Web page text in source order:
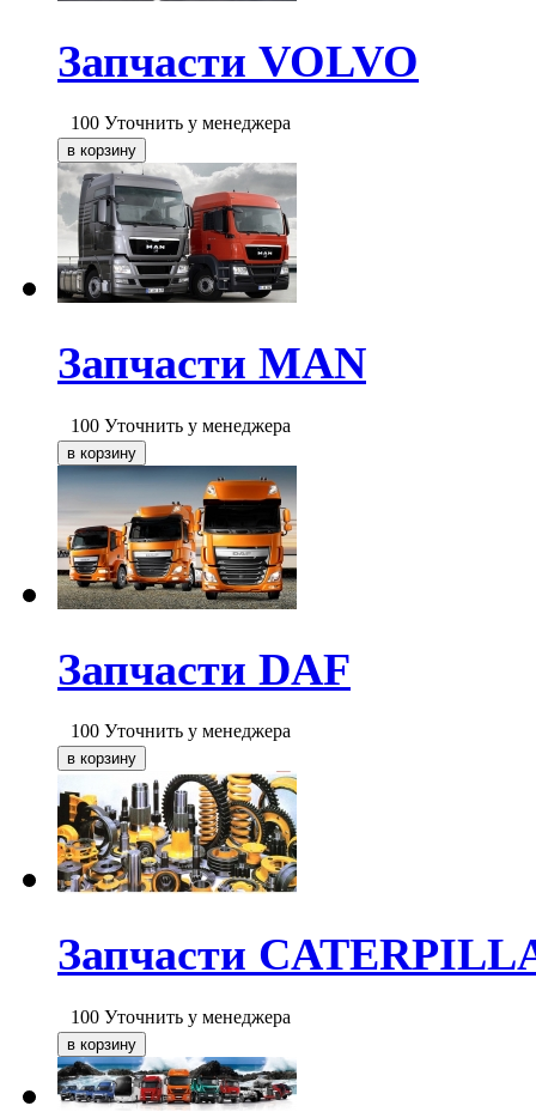
Запчасти VOLVO
100 Уточнить у менеджера
Запчасти MAN
100 Уточнить у менеджера
Запчасти DAF
100 Уточнить у менеджера
Запчасти
100 Уточнить у менеджера